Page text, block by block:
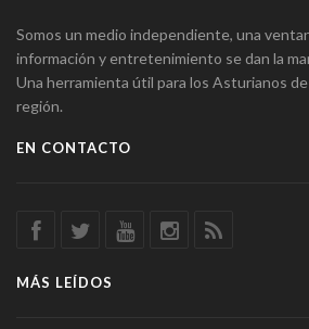
Somos un medio independiente, una
información y entretenimiento se dan la
Una herramienta útil para los Asturianos
región.
EN CONTACTO
MÁS LEÍDOS